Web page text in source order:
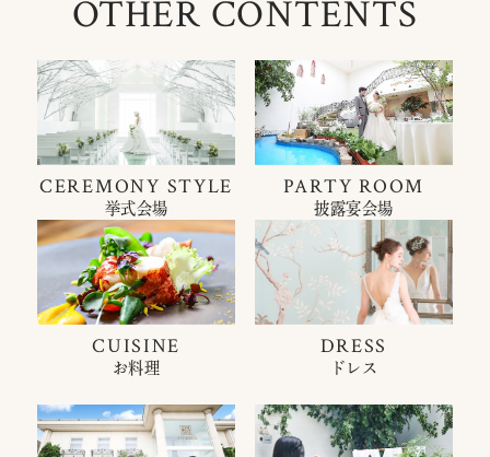
OTHER CONTENTS
CEREMONY STYLE
挙式会場
PARTY ROOM
披露宴会場
CUISINE
お料理
DRESS
ドレス